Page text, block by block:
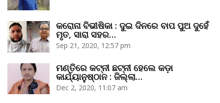
କରୋନା ବିଭୀଷିକା : ଦୁଇ ଦିନରେ ବାପ ପୁଅ ଦୁହେଁ
ମୃତ, ସାରା ସହର…
Sep 21, 2020, 12:57 pm
ମଣ୍ତିରେ କଟ୍‌ନୀ ଛଟ୍‌ନୀ ହେଲେ କଡ଼ା
କାର୍ଯ୍ୟାନୁଷ୍ଠାନ : ଜିଲ୍ଲା…
Dec 2, 2020, 11:07 am